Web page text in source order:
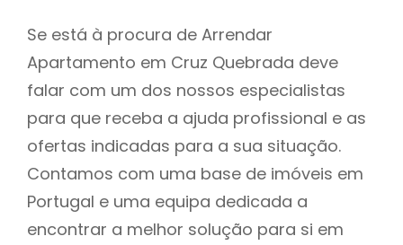
Se está à procura de Arrendar
Apartamento em Cruz Quebrada deve
falar com um dos nossos especialistas
para que receba a ajuda profissional e as
ofertas indicadas para a sua situação.
Contamos com uma base de imóveis em
Portugal e uma equipa dedicada a
encontrar a melhor solução para si em